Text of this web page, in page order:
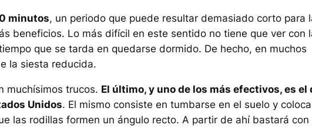
minutos, un periodo que puede resultar demasiado corto para
beneficios. Lo más difícil en este sentido no tiene que ver con
que se tarda en quedarse dormido. De hecho, en muchos
la siesta reducida.
muchísimos trucos. El último, y uno de los más efectivos, es el
Unidos. El mismo consiste en tumbarse en el suelo y
las rodillas formen un ángulo recto. A partir de ahí bastará con